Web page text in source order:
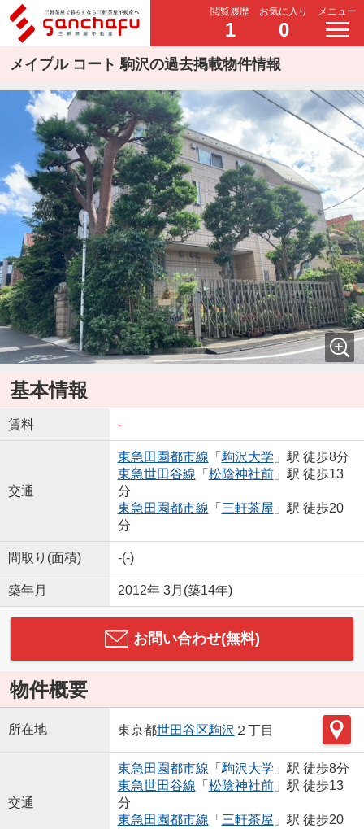
閲覧履歴
1
お気に入り
0
メニュー
メイプル コート 駒沢の過去掲載物件情報
基本情報
賃料 -
交通
東急田園都市線 「 駒沢大学 」駅 徒歩8分
東急世田谷線 「 松陰神社前」駅 徒歩13
分
東急田園都市線 「 三軒茶屋 」駅 徒歩20
分
間取り(面積) -(-)
築年月 2012年 3月(築14年)
お問い合わせ(無料)
物件概要
所在地 東京都世田谷区駒沢 ２丁目
交通
東急田園都市線 「 駒沢大学 」駅 徒歩8分
東急世田谷線 「 松陰神社前」駅 徒歩13
分
東急田園都市線 「 三軒茶屋 」駅 徒歩20